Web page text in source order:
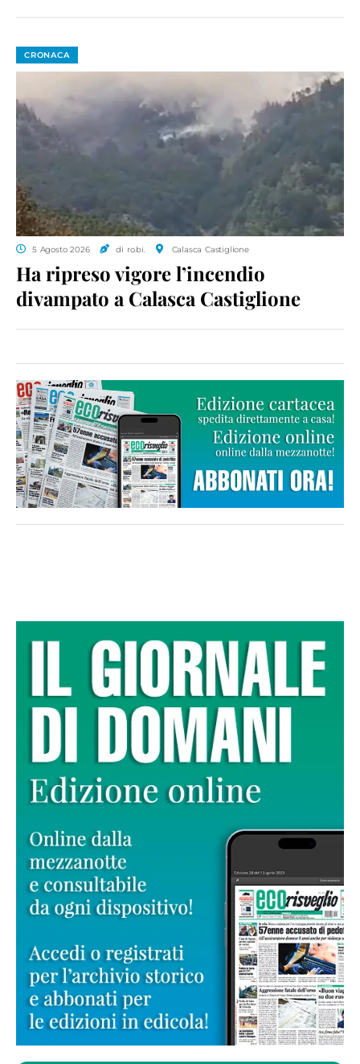
CRONACA
5 Agosto 2026 di ro.bi. Calasca Castiglione
Ha ripreso vigore l’incendio
divampato a Calasca Castiglione